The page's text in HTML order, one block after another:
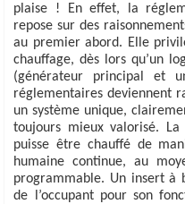
plaise ! En effet, la
repose sur des
au premier abord. Elle
chauffage, dès lors qu’un
(générateur principal et
réglementaires deviennent
un système unique,
toujours mieux valorisé.
puisse être chauffé de
humaine continue, au
programmable. Un insert à
de l’occupant pour son